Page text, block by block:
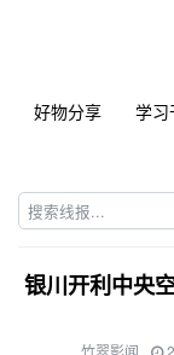
好物分享 学习
银川开利中央
竹翠影闻